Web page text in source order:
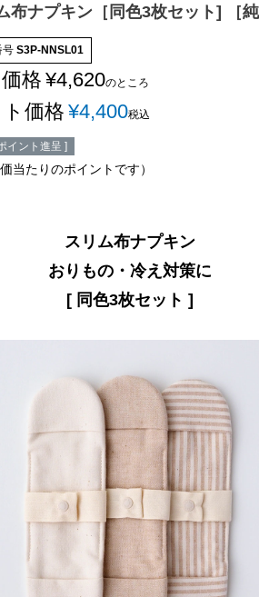
布ナプキン［同色3枚セット] ［
号 S3P-NNSL01
格 ¥4,620のところ
価格 ¥4,400税込
イント進呈 ]
当たりのポイントです）
スリム布ナプキン
おりもの・冷え対策に
[ 同色3枚セット ]